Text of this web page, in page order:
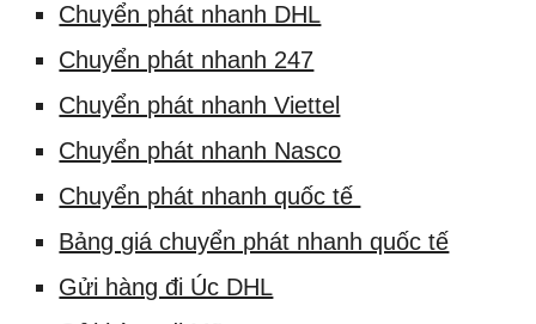
Chuyển phát nhanh DHL
Chuyển phát nhanh 247
Chuyển phát nhanh Viettel
Chuyển phát nhanh Nasco
Chuyển phát nhanh quốc tế
Bảng giá chuyển phát nhanh quốc tế
Gửi hàng đi Úc DHL